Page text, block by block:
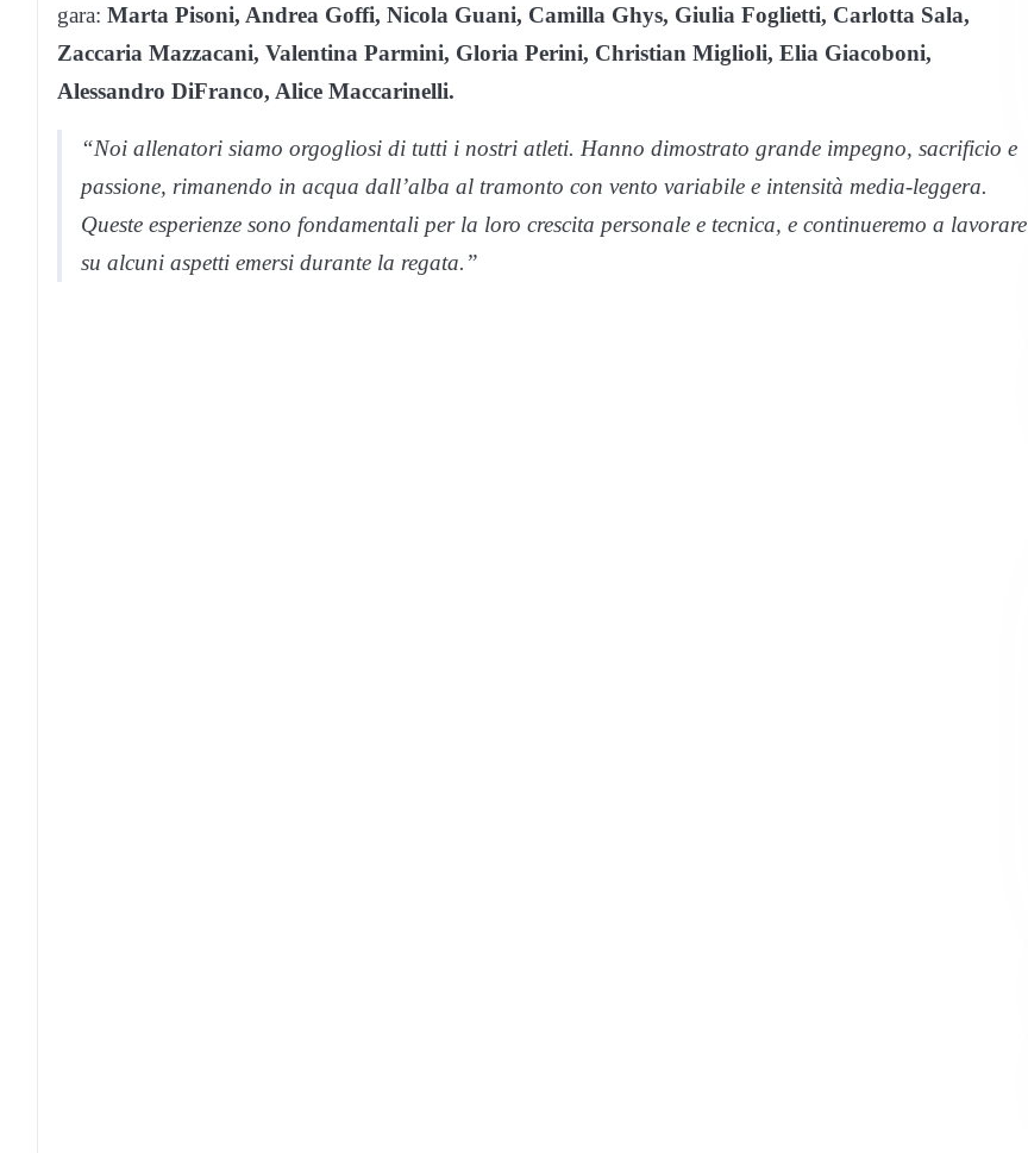
gara: Marta Pisoni, Andrea Goffi, Nicola Guani, Camilla Ghys, Giulia Foglietti, Carlotta Sala,
Zaccaria Mazzacani, Valentina Parmini, Gloria Perini, Christian Miglioli, Elia Giacoboni,
Alessandro DiFranco, Alice Maccarinelli.
“Noi allenatori siamo orgogliosi di tutti i nostri atleti. Hanno dimostrato grande impegno, sacrificio e
passione, rimanendo in acqua dall’alba al tramonto con vento variabile e intensità media-leggera.
Queste esperienze sono fondamentali per la loro crescita personale e tecnica, e continueremo a lavorare
su alcuni aspetti emersi durante la regata.”